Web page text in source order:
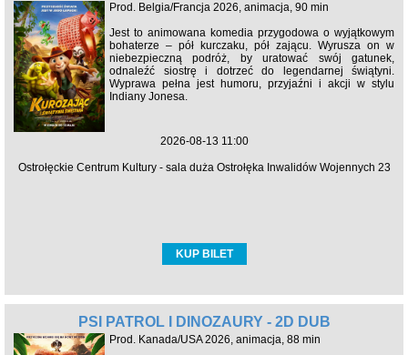
Prod. Belgia/Francja 2026, animacja, 90 min
Jest to animowana komedia przygodowa o wyjątkowym
bohaterze – pół kurczaku, pół zającu. Wyrusza on w
niebezpieczną podróż, by uratować swój gatunek,
odnaleźć siostrę i dotrzeć do legendarnej świątyni.
Wyprawa pełna jest humoru, przyjaźni i akcji w stylu
Indiany Jonesa.
2026-08-13 11:00
Ostrołęckie Centrum Kultury - sala duża Ostrołęka Inwalidów Wojennych 23
KUP BILET
PSI PATROL I DINOZAURY - 2D DUB
Prod. Kanada/USA 2026, animacja, 88 min